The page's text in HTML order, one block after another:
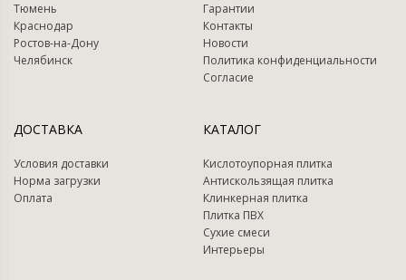
Тюмень
Краснодар
Ростов-на-Дону
Челябинск
Гарантии
Контакты
Новости
Политика конфиденциальности
Согласие
ДОСТАВКА
Условия доставки
Норма загрузки
Оплата
КАТАЛОГ
Кислотоупорная плитка
Антискользящая плитка
Клинкерная плитка
Плитка ПВХ
Сухие смеси
Интерьеры